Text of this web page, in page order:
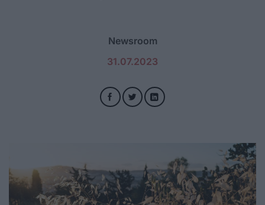
Newsroom
31.07.2023